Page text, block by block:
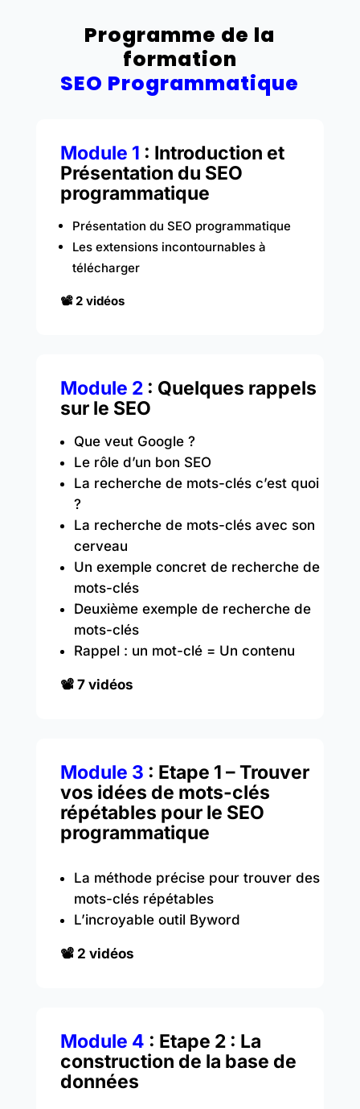
Programme de la
formation
SEO Programmatique
Module 1 : Introduction et
Présentation du SEO
programmatique
Présentation du SEO programmatique
Les extensions incontournables à
télécharger
📽️ 2 vidéos
Module 2: Quelques rappels
sur le SEO
Que veut Google ?
Le rôle d’un bon SEO
La recherche de mots-clés c’est quoi
?
La recherche de mots-clés avec son
cerveau
Un exemple concret de recherche de
mots-clés
Deuxième exemple de recherche de
mots-clés
Rappel : un mot-clé = Un contenu
📽️ 7 vidéos
Module 3 : Etape 1 – Trouver
vos idées de mots-clés
répétables pour le SEO
programmatique
La méthode précise pour trouver des
mots-clés répétables
L’incroyable outil Byword
📽️ 2 vidéos
Module 4 : Etape 2 : La
construction de la base de
données